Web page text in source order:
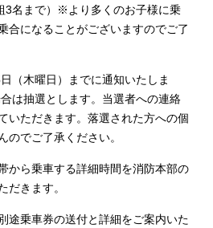
名まで）※より多くのお子様に乗
合になることがございますのでご了
（木曜日）までに通知いたしま
は抽選とします。当選者への連絡
いただきます。落選された方への個
のでご了承ください。
から乗車する詳細時間を消防本部の
だきます。
途乗車券の送付と詳細をご案内いた